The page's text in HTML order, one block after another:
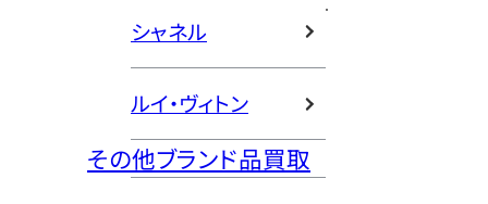
シャネル
ルイ・ヴィトン
その他ブランド品買取